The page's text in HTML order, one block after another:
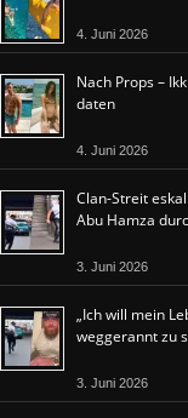
4. Juni 2026
Nach Props –
daten
4. Juni 2026
Clan-Streit
Abu Hamza
3. Juni 2026
„Ich will mein
weggerannt zu
3. Juni 2026